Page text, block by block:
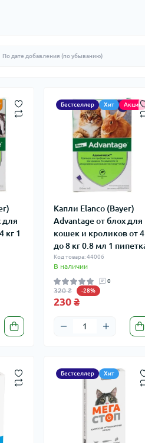
для
кг 1
Бестселлер Хит Акция
Капли Elanco (Bayer)
Advantage от блох для
кошек и кроликов от 4
до 8 кг 0.8 мл 1
Код товара: 44006
В наличии
0
320 ₴ -28%
230 ₴
Бестселлер Хит